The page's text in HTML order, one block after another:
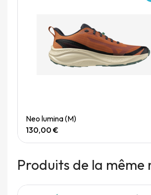
Neo lumina (M)
130,00 €
Produits de la même